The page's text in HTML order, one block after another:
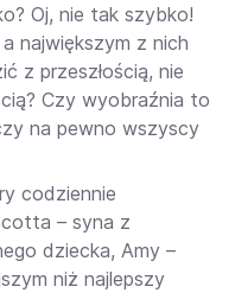
Oj, nie tak szybko!
największym z nich
z przeszłością, nie
Czy wyobraźnia to
na pewno wszyscy
codziennie
– syna z
dziecka, Amy –
niż najlepszy